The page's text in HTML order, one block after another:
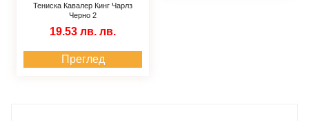
Тениска Кавалер Кинг Чарлз
Черно 2
19.53 лв. лв.
Преглед